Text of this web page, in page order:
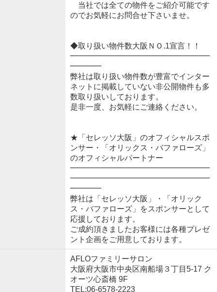
当社では全ての物件をご紹介可能です
のでお気軽にお問合せ下さいませ。
◆取り扱い物件数大阪ＮＯ.1宣言！！
━━━━━━━━━━━━━━━━━━
━━━━
弊社は取り扱い物件数が豊富でインター
ネットに掲載していない非公開物件も多
数取り扱いしております。
是非一度、お気軽にご連絡ください。
★「セレッソ大阪」のオフィシャルスポ
ンサー・「オリックス・バファローズ」
のオフィシャルパートナー
━━━━━━━━━━━━━━━━━━
━━━━━━━━━━━━━━━━━━
━━━━
弊社は「セレッソ大阪」・「オリック
ス・バファローズ」をスポンサーとして
応援しております。
ご成約頂きましたお客様には各種プレゼ
ント企画をご用意しております。
AFLOファミリーサロン
大阪府大阪市中央区南船場３丁目5-17 ク
オーツ心斎橋 9F
TEL:06-6578-2223